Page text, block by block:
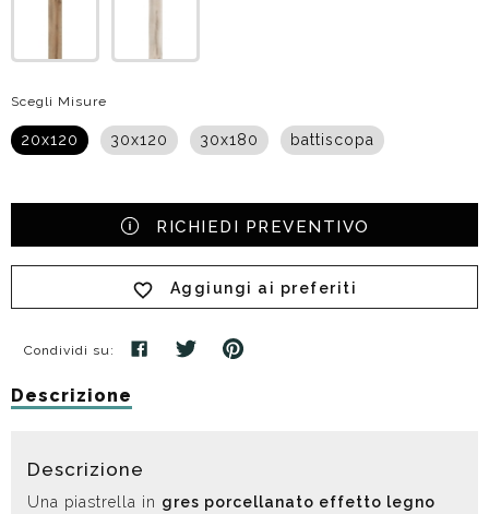
Scegli Misure
20x120 30x120 30x180 battiscopa
RICHIEDI PREVENTIVO
Aggiungi ai preferiti
Condividi su:
Descrizione
Descrizione
Una piastrella in gres porcellanato effetto legno